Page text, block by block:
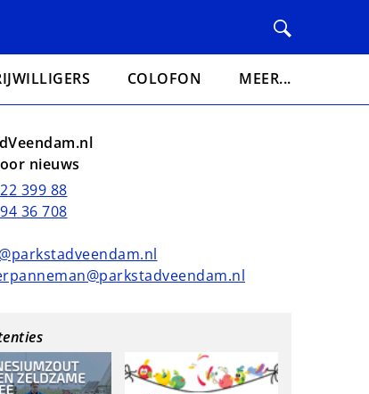
COLOFON MEER...
nieuws
399 88
36 708